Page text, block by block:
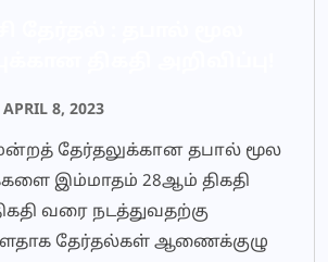
APRIL 8, 2023
தேர்தலுக்கான தபால் மூல
இம்மாதம் 28ஆம் திகதி
வரை நடத்துவதற்கு
தேர்தல்கள் ஆணைக்குழு